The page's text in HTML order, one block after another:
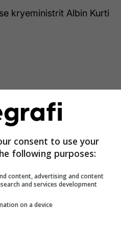
kryeministrit Albin Kurti
consent to use your
following purposes:
content, advertising and content
and services development
on a device